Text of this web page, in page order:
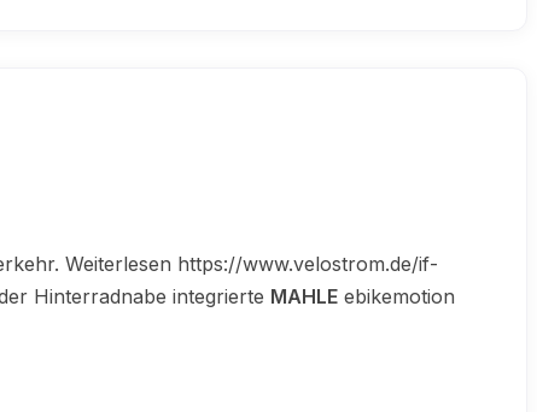
Weiterlesen https://www.velostrom.de/if-
Hinterradnabe integrierte MAHLE ebikemotion